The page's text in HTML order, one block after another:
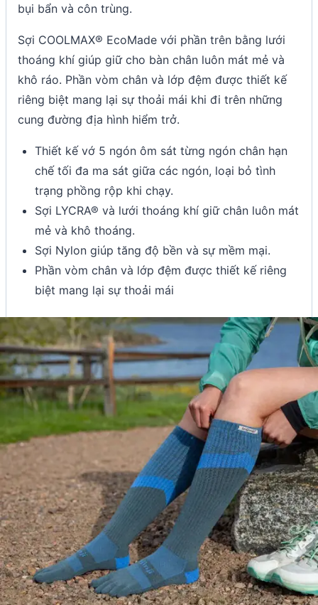
bụi bẩn và côn trùng.
Sợi COOLMAX® EcoMade với phần trên bằng lưới
thoáng khí giúp giữ cho bàn chân luôn mát mẻ và
khô ráo. Phần vòm chân và lớp đệm được thiết kế
riêng biệt mang lại sự thoải mái khi đi trên những
cung đường địa hình hiểm trở.
Thiết kế vớ 5 ngón ôm sát từng ngón chân hạn
chế tối đa ma sát giữa các ngón, loại bỏ tình
trạng phồng rộp khi chạy.
Sợi LYCRA® và lưới thoáng khí giữ chân luôn mát
mẻ và khô thoáng.
Sợi Nylon giúp tăng độ bền và sự mềm mại.
Phần vòm chân và lớp đệm được thiết kế riêng
biệt mang lại sự thoải mái